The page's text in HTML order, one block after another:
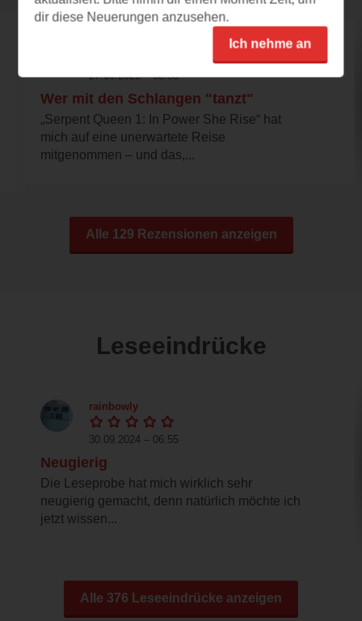
27.03.2025 – 08:33
Wer mit den Schlangen "tanzt"
„Serpent Queen 1: In Power She Rise“ hat
mich auf eine unerwartete Reise
mitgenommen – und das,...
Alle 129 Rezensionen anzeigen
Leseeindrücke
rainbowly
30.09.2024 – 06:55
Neugierig
Die Leseprobe hat mich wirklich sehr
neugierig gemacht, denn natürlich möchte ich
jetzt wissen...
Alle 376 Leseeindrücke anzeigen
dir diese Neuerungen anzusehen.
Ich nehme an